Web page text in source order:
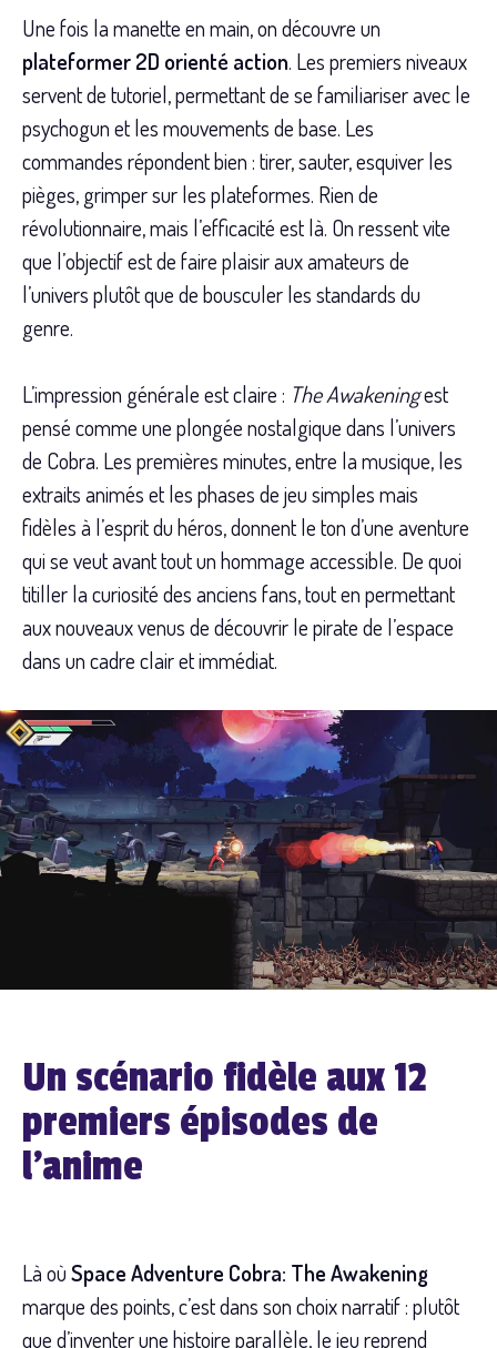
Une fois la manette en main, on découvre un
plateformer 2D orienté action. Les premiers niveaux
servent de tutoriel, permettant de se familiariser avec le
psychogun et les mouvements de base. Les
commandes répondent bien : tirer, sauter, esquiver les
pièges, grimper sur les plateformes. Rien de
révolutionnaire, mais l’efficacité est là. On ressent vite
que l’objectif est de faire plaisir aux amateurs de
l’univers plutôt que de bousculer les standards du
genre.
L’impression générale est claire : The Awakeningest
pensé comme une plongée nostalgique dans l’univers
de Cobra. Les premières minutes, entre la musique, les
extraits animés et les phases de jeu simples mais
fidèles à l’esprit du héros, donnent le ton d’une aventure
qui se veut avant tout un hommage accessible. De quoi
titiller la curiosité des anciens fans, tout en permettant
aux nouveaux venus de découvrir le pirate de l’espace
dans un cadre clair et immédiat.
Un scénario fidèle aux 12
premiers épisodes de
l’anime
Là oùSpace Adventure Cobra: The Awakening
marque des points, c’est dans son choix narratif : plutôt
que d’inventer une histoire parallèle, le jeu reprend